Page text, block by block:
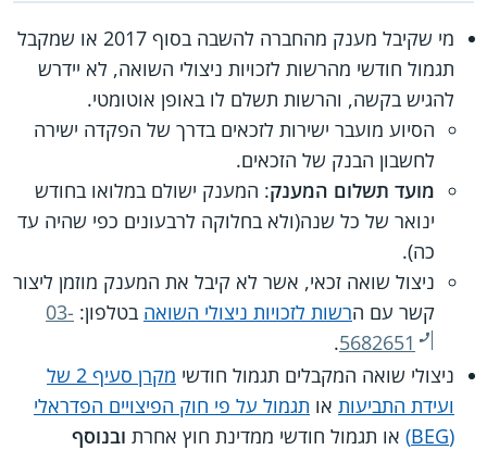
מי שקיבל מענק מהחברה להשבה בסוף 2017 או שמקבל
תגמול חודשי מהרשות לזכויות ניצולי השואה, לא יידרש
להגיש בקשה, והרשות תשלם לו באופן אוטומטי.
הסיוע מועבר ישירות לזכאים בדרך של הפקדה ישירה
לחשבון הבנק של הזכאים.
מועד תשלום המענק: המענק ישולם במלואו בחודש
ינואר של כל שנה(ולא בחלוקה לרבעונים כפי שהיה עד
כה).
ניצול שואה זכאי, אשר לא קיבל את המענק מוזמן ליצור
קשר עם הרשות לזכויות ניצולי השואה בטלפון: 03-
5682651
.
ניצולי שואה המקבלים תגמול חודשי
מקרן סעיף 2 של
ועידת התביעות או תגמול על פי חוק הפיצויים הפדראלי
(BEG)
או תגמול חודשי ממדינת חוץ אחרת ובנוסף